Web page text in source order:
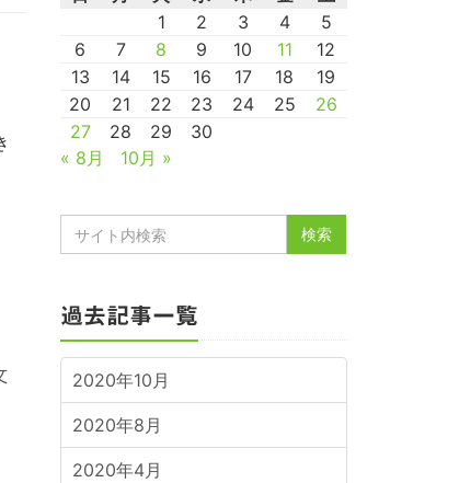
1
2 3 4
5
6
7 8 9 10 11
12
13
14 15 16 17 18
19
20
21 22 23 24 25
26
27
28 29
30
« 8月
10月 »
過去記事一覧
2020年10月
2020年8月
2020年4月